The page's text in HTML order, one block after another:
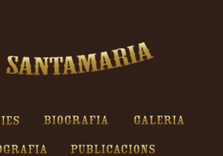
Biografia Galeria